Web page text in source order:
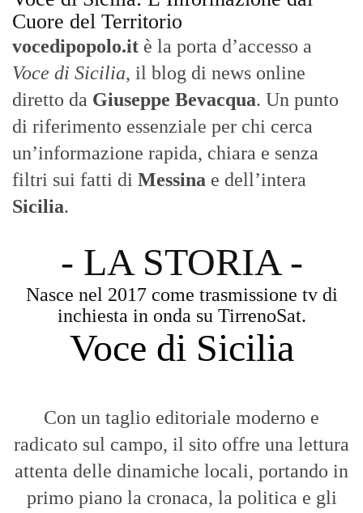
Cuore del Territorio
vocedipopolo.it è la porta d’accesso a
Voce di Sicilia, il blog di news online
diretto da Giuseppe Bevacqua. Un punto
di riferimento essenziale per chi cerca
un’informazione rapida, chiara e senza
filtri sui fatti di Messina e dell’intera
Sicilia.
- LA STORIA -
Nasce nel 2017 come trasmissione tv di
inchiesta in onda su TirrenoSat.
Voce di Sicilia
Con un taglio editoriale moderno e
radicato sul campo, il sito offre una lettura
attenta delle dinamiche locali, portando in
primo piano la cronaca, la politica e gli